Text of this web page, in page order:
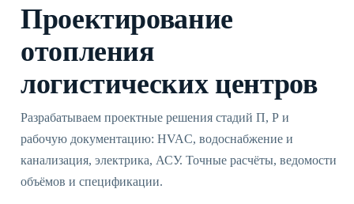
Проектирование
отопления
логистических центров
Разрабатываем проектные решения стадий П, Р и
рабочую документацию: HVAC, водоснабжение и
канализация, электрика, АСУ. Точные расчёты, ведомости
объёмов и спецификации.